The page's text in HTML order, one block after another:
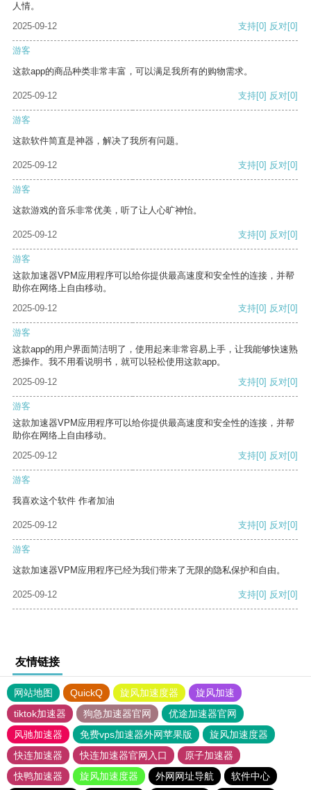
人情。
2025-09-12
支持[0] 反对[0]
游客
这款app的商品种类非常丰富，可以满足我所有的购物需求。
2025-09-12 支持[0] 反对[0]
游客
这款软件简直是神器，解决了我所有问题。
2025-09-12 支持[0] 反对[0]
游客
这款游戏的音乐非常优美，听了让人心旷神怡。
2025-09-12 支持[0] 反对[0]
游客
这款加速器VPM应用程序可以给你提供最高速度和安全性的连接，并帮
助你在网络上自由移动。
2025-09-12
支持[0] 反对[0]
游客
这款app的用户界面简洁明了，使用起来非常容易上手，让我能够快速熟
悉操作。我不用看说明书，就可以轻松使用这款app。
2025-09-12
支持[0] 反对[0]
游客
这款加速器VPM应用程序可以给你提供最高速度和安全性的连接，并帮
助你在网络上自由移动。
2025-09-12
支持[0] 反对[0]
游客
我喜欢这个软件 作者加油
2025-09-12 支持[0] 反对[0]
游客
这款加速器VPM应用程序已经为我们带来了无限的隐私保护和自由。
2025-09-12 支持[0] 反对[0]
友情链接
网站地图 QuickQ 旋风加速度器
旋风加速
tiktok加速器
狗急加速器官网
优途加速器官网
风驰加速器
免费vps加速器外网苹果版
旋风加速度器
快连加速器
快连加速器官网入口
原子加速器
快鸭加速器
旋风加速度器 外网网址导航 软件中心